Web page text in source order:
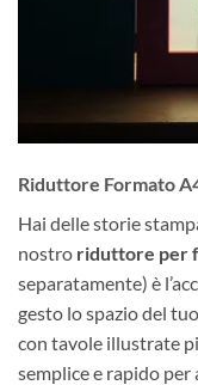
Riduttore Formato
Hai delle storie
nostro riduttore per
separatamente) è
gesto lo spazio del
con tavole illustrate
semplice e rapido